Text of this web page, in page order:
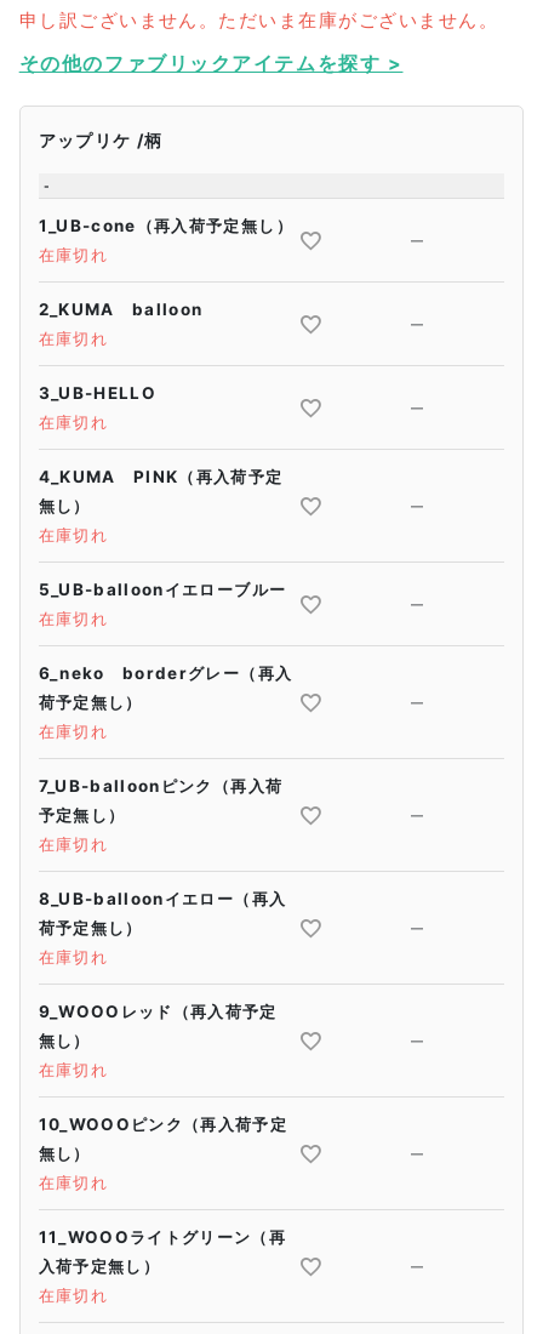
申し訳ございません。ただいま在庫がございません。
その他のファブリックアイテムを探す >
アップリケ 柄
-
1_UB-cone（再入荷予定無し）
在庫切れ
—
2_KUMA balloon
在庫切れ
—
3_UB-HELLO
在庫切れ
—
4_KUMA PINK（再入荷予定
無し）
在庫切れ
—
5_UB-balloonイエローブルー
在庫切れ
—
6_neko borderグレー（再入
荷予定無し）
在庫切れ
—
7_UB-balloonピンク（再入荷
予定無し）
在庫切れ
—
8_UB-balloonイエロー（再入
荷予定無し）
在庫切れ
—
9_WOOOレッド（再入荷予定
無し）
在庫切れ
—
10_WOOOピンク（再入荷予定
無し）
在庫切れ
—
11_WOOOライトグリーン（再
入荷予定無し）
在庫切れ
—